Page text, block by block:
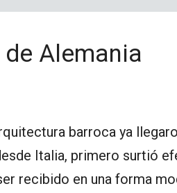
Alemania
barroca ya
Italia, primero surtió
recibido en una forma